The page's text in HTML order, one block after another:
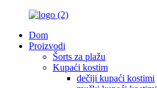
Dom
Proizvodi
Šorts za plažu
Kupaći kostim
dečiji kupaći kostimi